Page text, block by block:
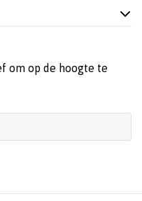
om op de hoogte te